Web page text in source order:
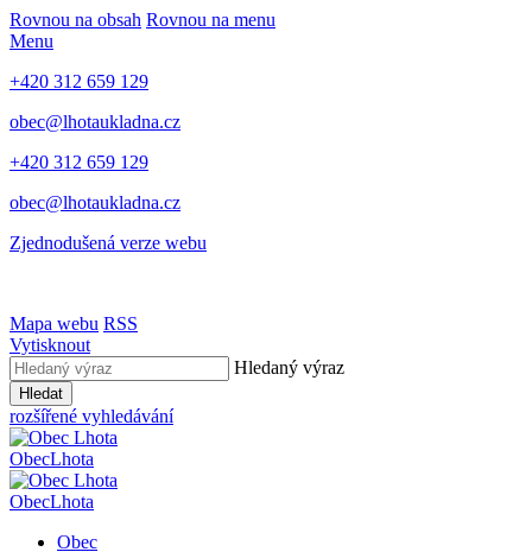
Rovnou na obsah Rovnou na menu
Menu
+420 312 659 129
obec@lhotaukladna.cz
+420 312 659 129
obec@lhotaukladna.cz
Zjednodušená verze webu
Mapa webu RSS
Vytisknout
Hledaný výraz
Hledat
rozšířené vyhledávání
ObecLhota
ObecLhota
Obec